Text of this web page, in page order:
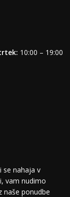
10:00 – 19:00
se nahaja v
vam nudimo
naše ponudbe